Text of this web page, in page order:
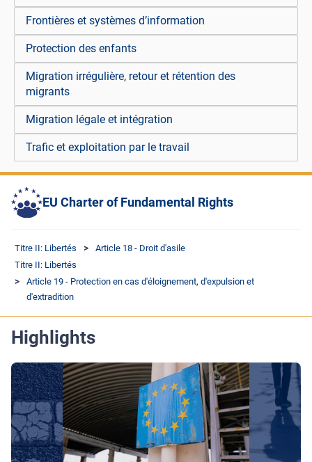
Frontières et systèmes d’information
Protection des enfants
Migration irrégulière, retour et rétention des
migrants
Migration légale et intégration
Trafic et exploitation par le travail
EU Charter of Fundamental Rights
Titre II: Libertés
Article 18 - Droit d'asile
Titre II: Libertés
Article 19 - Protection en cas d'éloignement, d'expulsion et
d'extradition
Highlights